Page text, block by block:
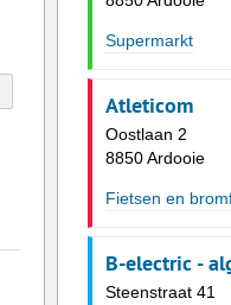
6
13 14
Supermarkt
Atleticom
Oostlaan 2
8850 Ardooie
Fietsen en
B-electric -
Steenstraat 41